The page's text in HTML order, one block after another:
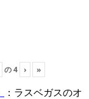
の4 › »
：ラスベガスのオ